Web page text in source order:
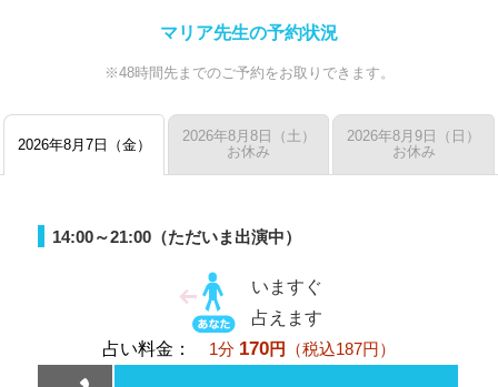
マリア先生の予約状況
※48時間先までのご予約をお取りできます。
2026年8月7日（金）
2026年8月8日（土）
お休み
2026年8月9日（日）
お休み
14:00～21:00（ただいま出演中）
いますぐ
占えます
占い料金： 1分 170円 （税込187円）